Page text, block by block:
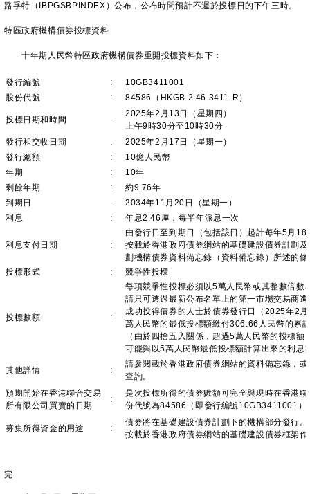
路孚特（IBPGSBPINDEX）公布，公布時間預計不遲於投標日的下午三時。
特區政府機構債券投標資料
十年期人民幣特區政府機構債券重開投標資料如下：
發行編號 :
10GB3411001
股份代號
: 84586（HKGB 2.46 3411-R）
投標日期和時間 :
2025年2月13日（星期四）
上午9時30分至10時30分
發行和交收日期
:
2025年2月17日（星期一）
發行總額
:
10億人民幣
年期
:
10年
剩餘年期
:
約9.76年
到期日
:
2034年11月20日（星期一）
利息
: 年息2.46厘，每半年派息一次
利息支付日期 :
由發行日至到期日（包括該日）起計每年5月
按載於香港政府債券網站的基礎建設債券計劃
劃機構債券資料備忘錄（資料備忘錄）所述的
投標形式
: 競爭性投標
投標數額 :
每項競爭性投標必須以5萬人民幣或其整數倍數
請只可透過最新公布名單上的第一市場交易商
成功投得債券的人士於債券發行日（2025年2
萬人民幣的最低投標額繳付306.66人民幣的累
（由於四捨五入關係，超過5萬人民幣的投標額
可能與以5萬人民幣最低投標額計算出來的利息
其他詳情 :
請參閱載於香港政府債券網站的資料備忘錄，
查詢。
預期開始在香港聯合交易
所有限公司買賣的日期
:
是次投標所得的債券數額可完全與現時在香港
份代號為84586（即發行編號10GB3411001）
募集所得資金的用途 :
債券將在基礎建設債券計劃下的機構部分發行
按載於香港政府債券網站的基礎建設債券框架
完